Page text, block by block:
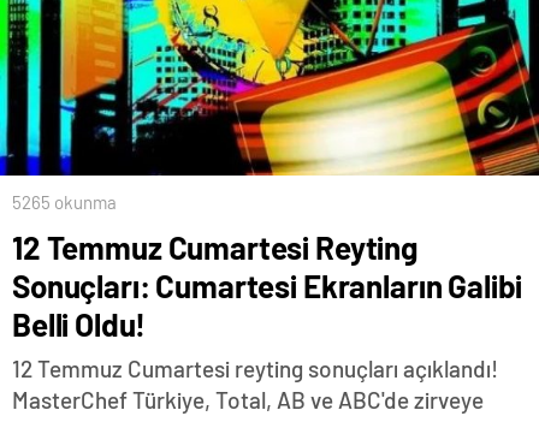
5265 okunma
12 Temmuz Cumartesi Reyting
Sonuçları: Cumartesi Ekranların Galibi
Belli Oldu!
12 Temmuz Cumartesi reyting sonuçları açıklandı!
MasterChef Türkiye, Total, AB ve ABC'de zirveye